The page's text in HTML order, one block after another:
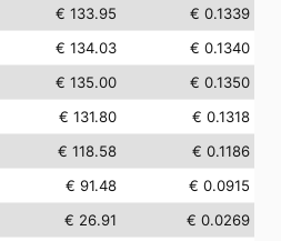
€ 133.95
€ 0.1339
€ 134.03
€ 0.1340
€ 135.00
€ 0.1350
€ 131.80
€ 0.1318
€ 118.58
€ 0.1186
€ 91.48
€ 0.0915
€ 26.91
€ 0.0269